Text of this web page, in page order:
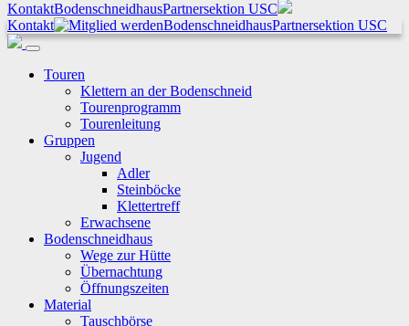
KontaktBodenschneidhausPartnersektion USC
Kontakt
BodenschneidhausPartnersektion USC
Touren
Klettern an der Bodenschneid
Tourenprogramm
Tourenleitung
Gruppen
Jugend
Adler
Steinböcke
Klettertreff
Erwachsene
Bodenschneidhaus
Wege zur Hütte
Übernachtung
Öffnungszeiten
Material
Tauschbörse